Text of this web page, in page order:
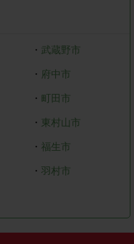
・ 武蔵野市
・ 府中市
・ 町田市
・ 東村山市
・ 福生市
・羽村市